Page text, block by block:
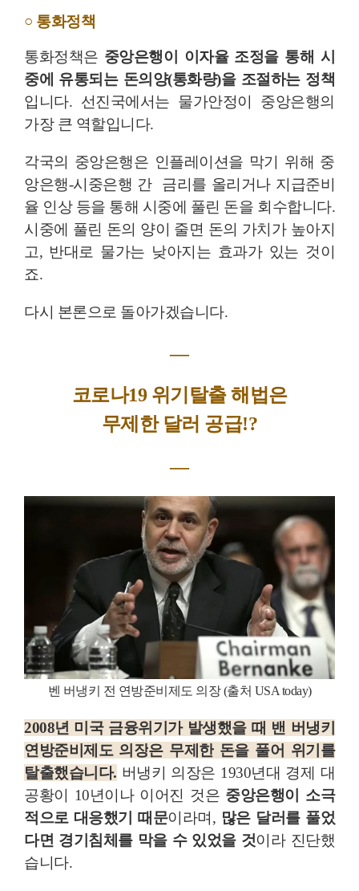
○ 통화정책
통화정책은 중앙은행이 이자율 조정을 통해 시
중에 유통되는 돈의양(통화량)을 조절하는 정책
입니다. 선진국에서는 물가안정이 중앙은행의
가장 큰 역할입니다.
각국의 중앙은행은 인플레이션을 막기 위해 중
앙은행-시중은행 간 금리를 올리거나 지급준비
율 인상 등을 통해 시중에 풀린 돈을 회수합니다.
시중에 풀린 돈의 양이 줄면 돈의 가치가 높아지
고, 반대로 물가는 낮아지는 효과가 있는 것이
죠.
다시 본론으로 돌아가겠습니다.
―
코로나19 위기탈출 해법은
무제한 달러 공급!?
―
벤 버냉키 전 연방준비제도 의장 (출처 USA today)
2008년 미국 금융위기가 발생했을 때 밴 버냉키
연방준비제도 의장은 무제한돈을 풀어 위기를
탈출했습니다. 버냉키 의장은 1930년대 경제 대
공황이 10년이나 이어진 것은 중앙은행이 소극
적으로 대응했기 때문이라며, 많은 달러를 풀었
다면 경기침체를 막을 수 있었을 것이라 진단했
습니다.